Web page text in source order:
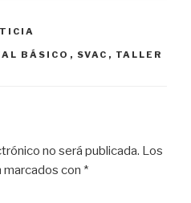
BÁSICO , SVAC , TALLER
no será publicada. Los
con *